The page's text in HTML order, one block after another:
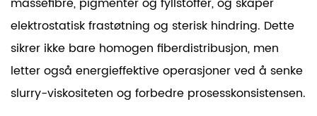
elektrostatisk frastøtning og sterisk hindring. Dette
sikrer ikke bare homogen fiberdistribusjon, men
letter også energieffektive operasjoner ved å senke
slurry-viskositeten og forbedre prosesskonsistensen.